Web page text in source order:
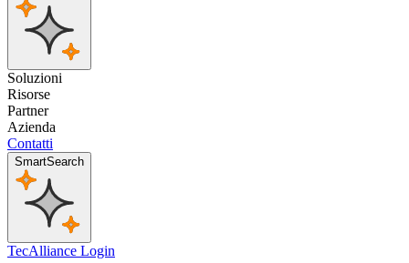
Soluzioni
Risorse
Partner
Azienda
Contatti
SmartSearch
TecAlliance Login